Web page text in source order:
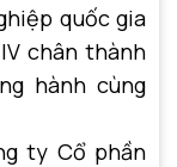
quốc gia
chân thành
hành cùng
ty Cổ phần